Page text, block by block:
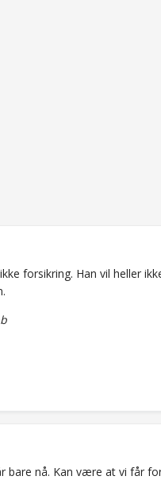
forsikring. Han vil heller
nå. Kan være at vi får